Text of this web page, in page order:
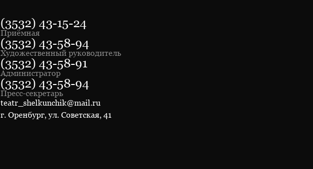
(3532) 43-15-24
Приёмная
(3532) 43-58-94
Художественный руководитель
(3532) 43-58-91
Администратор
(3532) 43-58-94
Пресс-секретарь
teatr_shelkunchik@mail.ru
г. Оренбург, ул. Советская, 41